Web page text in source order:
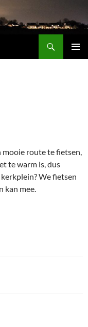
mooie route te fietsen,
te warm is, dus
We fietsen
kan mee.